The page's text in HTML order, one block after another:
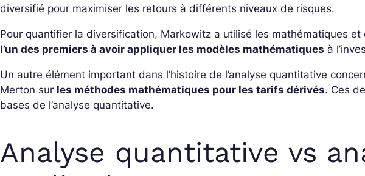
diversifié pour maximiser les retours à différents niveaux de risques.
Pour quantifier la diversification, Markowitz a utilisé les mathématiques
l’un des premiers à avoir appliquer les modèles mathématiques à
Un autre élément important dans l’histoire de l’analyse quantitative
Merton sur les méthodes mathématiques pour les tarifs dérivés. Ces
bases de l’analyse quantitative.
Analyse quantitative vs